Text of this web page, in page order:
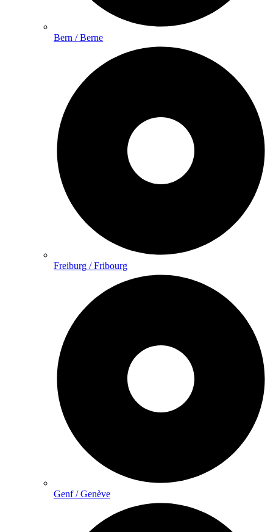
Bern / Berne
Freiburg / Fribourg
Genf / Genève